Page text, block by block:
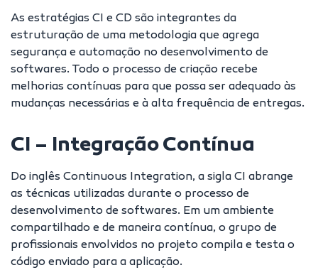
As estratégias CI e CD são integrantes da
estruturação de uma metodologia que agrega
segurança e automação no desenvolvimento de
softwares. Todo o processo de criação recebe
melhorias contínuas para que possa ser adequado às
mudanças necessárias e à alta frequência de entregas.
CI – Integração Contínua
Do inglês Continuous Integration, a sigla CI abrange
as técnicas utilizadas durante o processo de
desenvolvimento de softwares. Em um ambiente
compartilhado e de maneira contínua, o grupo de
profissionais envolvidos no projeto compila e testa o
código enviado para a aplicação.